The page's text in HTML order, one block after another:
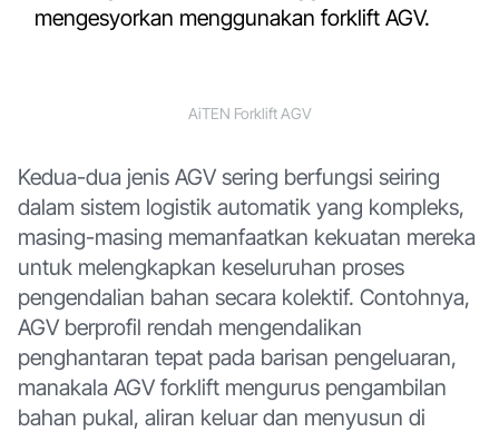
mengesyorkan menggunakan forklift AGV.
AiTEN Forklift AGV
Kedua-dua jenis AGV sering berfungsi seiring
dalam sistem logistik automatik yang kompleks,
masing-masing memanfaatkan kekuatan mereka
untuk melengkapkan keseluruhan proses
pengendalian bahan secara kolektif. Contohnya,
AGV berprofil rendah mengendalikan
penghantaran tepat pada barisan pengeluaran,
manakala AGV forklift mengurus pengambilan
bahan pukal, aliran keluar dan menyusun di